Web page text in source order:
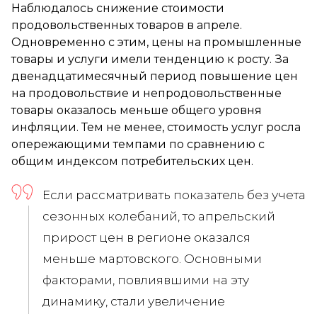
Наблюдалось снижение стоимости
продовольственных товаров в апреле.
Одновременно с этим, цены на промышленные
товары и услуги имели тенденцию к росту. За
двенадцатимесячный период повышение цен
на продовольствие и непродовольственные
товары оказалось меньше общего уровня
инфляции. Тем не менее, стоимость услуг росла
опережающими темпами по сравнению с
общим индексом потребительских цен.
Если рассматривать показатель без учета
сезонных колебаний, то апрельский
прирост цен в регионе оказался
меньше мартовского. Основными
факторами, повлиявшими на эту
динамику, стали увеличение